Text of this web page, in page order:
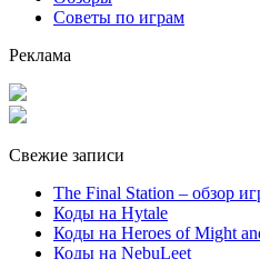
Советы по играм
Реклама
Свежие записи
The Final Station – обзор
Коды на Hytale
Коды на Heroes of Might
Коды на NebuLeet